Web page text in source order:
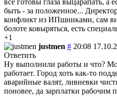
быть - за положенное...
конфликт из ИПшниками, сам
болоте ковыряться, есть
+1
justmen # 20:08
Ответить
Ну выполнили работы и что?
работает. Город хоть как-то
аварийные валят, ливневки
поновее, да зарплатки рабочим